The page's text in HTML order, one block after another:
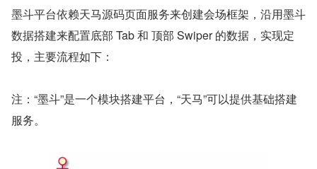
墨斗平台依赖天马源码页面服务来创建会场框架，沿用墨斗
数据搭建来配置底部 Tab 和 顶部 Swiper 的数据，实现定
投，主要流程如下：
注：“墨斗”是一个模块搭建平台，“天马”可以提供基础搭建
服务。